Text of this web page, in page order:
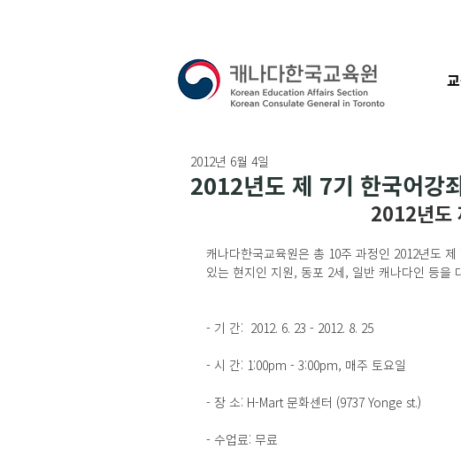
2012년도 제 7기 한국어강
2012년 6월 4일
2012년도
캐나다한국교육원은 총 10주 과정인 2012년도
있는 현지인 지원, 동포 2세, 일반 캐나다인 등을
- 기 간:  2012. 6. 23 - 2012. 8. 25
- 시 간: 1:00pm - 3:00pm, 매주 토요일
- 장 소: H-Mart 문화센터 (9737 Yonge st.)
- 수업료: 무료